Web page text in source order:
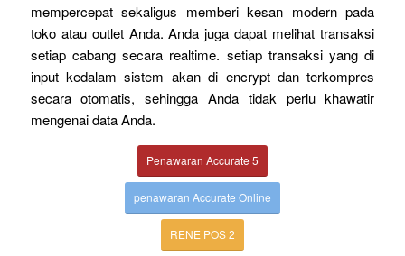
mempercepat sekaligus memberi kesan modern pada
toko atau outlet Anda. Anda juga dapat melihat transaksi
setiap cabang secara realtime. setiap transaksi yang di
input kedalam sistem akan di encrypt dan terkompres
secara otomatis, sehingga Anda tidak perlu khawatir
mengenai data Anda.
Penawaran Accurate 5
penawaran Accurate Online
RENE POS 2